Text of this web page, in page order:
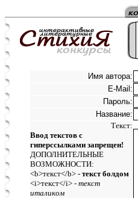
Имя автора:
E-Mail:
Пароль:
Название:
Текст:
Ввод текстов с
гиперссылками запрещен!
ДОПОЛНИТЕЛЬНЫЕ
ВОЗМОЖНОСТИ:
<b>текст</b> - текст болдом
<i>текст</i> - текст
италиком